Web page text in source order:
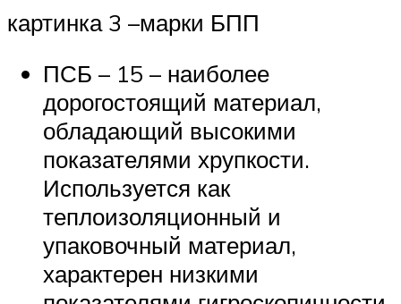
картинка 3 –марки БПП
ПСБ – 15 – наиболее
дорогостоящий материал,
обладающий высокими
показателями хрупкости.
Используется как
теплоизоляционный и
упаковочный материал,
характерен низкими